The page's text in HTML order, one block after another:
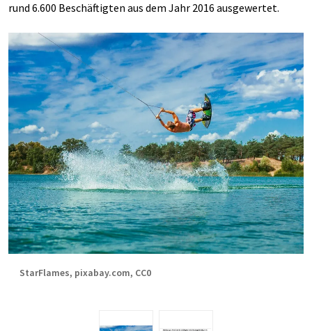
rund 6.600 Beschäftigten aus dem Jahr 2016 ausgewertet.
StarFlames, pixabay.com, CC0